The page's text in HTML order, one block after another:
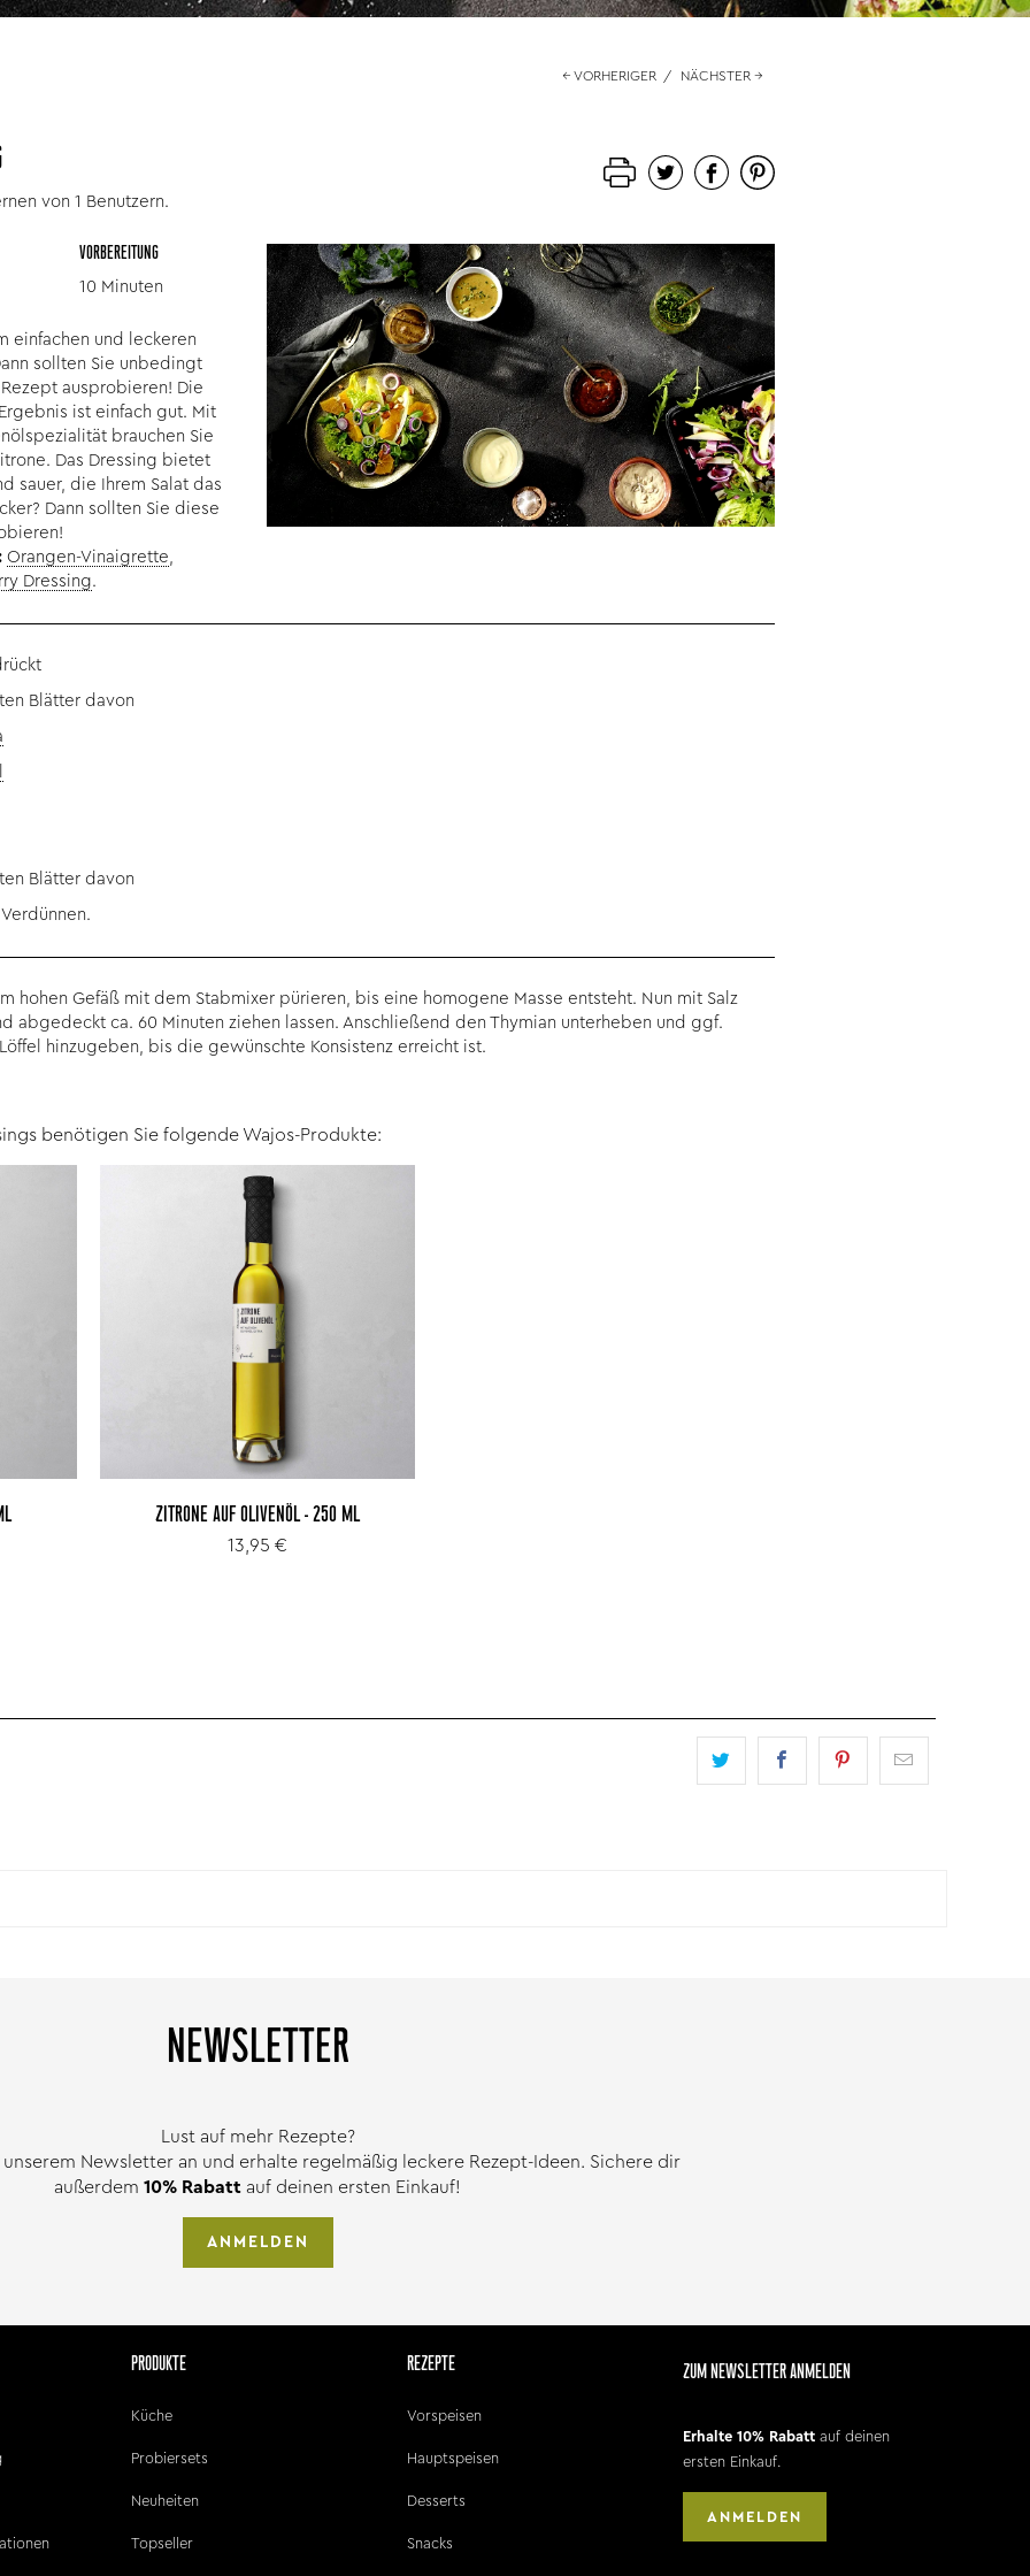
← VORHERIGER / NÄCHSTER →
von 1 Benutzern.
VORBEREITUNG
10 Minuten
einfachen und leckeren
sollten Sie unbedingt
ausprobieren! Die
ist einfach gut. Mit
brauchen Sie
Das Dressing bietet
sauer, die Ihrem Salat das
Dann sollten Sie diese
Orangen-Vinaigrette,
Dressing.
Blätter davon
Blätter davon
hohen Gefäß mit dem Stabmixer pürieren, bis eine homogene Masse entsteht. Nun mit Salz
abgedeckt ca. 60 Minuten ziehen lassen. Anschließend den Thymian unterheben und ggf.
hinzugeben, bis die gewünschte Konsistenz erreicht ist.
benötigen Sie folgende Wajos-Produkte:
ZITRONE AUF OLIVENÖL - 250 ML
13,95 €
NEWSLETTER
Lust auf mehr Rezepte?
Newsletter an und erhalte regelmäßig leckere Rezept-Ideen. Sichere dir
außerdem 10% Rabatt auf deinen ersten Einkauf!
ANMELDEN
PRODUKTE
Küche
Probiersets
Neuheiten
Topseller
REZEPTE
Vorspeisen
Hauptspeisen
Desserts
Snacks
ZUM NEWSLETTER ANMELDEN
Erhalte 10% Rabatt auf deinen
ersten Einkauf.
ANMELDEN